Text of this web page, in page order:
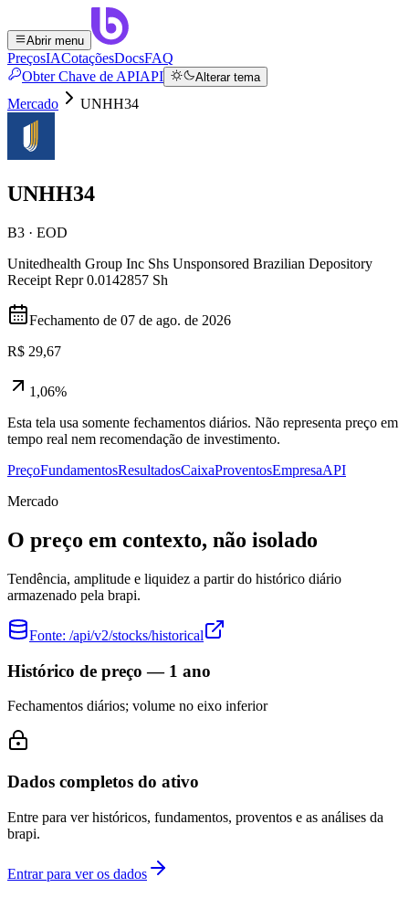
Abrir menu
PreçosIACotaçõesDocsFAQ
Obter Chave de APIAPI Alterar tema
Mercado UNHH34
UNHH34
B3 · EOD
Unitedhealth Group Inc Shs Unsponsored Brazilian Depository
Receipt Repr 0.0142857 Sh
Fechamento de 07 de ago. de 2026
R$ 29,67
1,06%
Esta tela usa somente fechamentos diários. Não representa preço em
tempo real nem recomendação de investimento.
PreçoFundamentosResultadosCaixaProventosEmpresaAPI
Mercado
O preço em contexto, não isolado
Tendência, amplitude e liquidez a partir do histórico diário
armazenado pela brapi.
Fonte: /api/v2/stocks/historical
Histórico de preço — 1 ano
Fechamentos diários; volume no eixo inferior
Dados completos do ativo
Entre para ver históricos, fundamentos, proventos e as análises da
brapi.
Entrar para ver os dados